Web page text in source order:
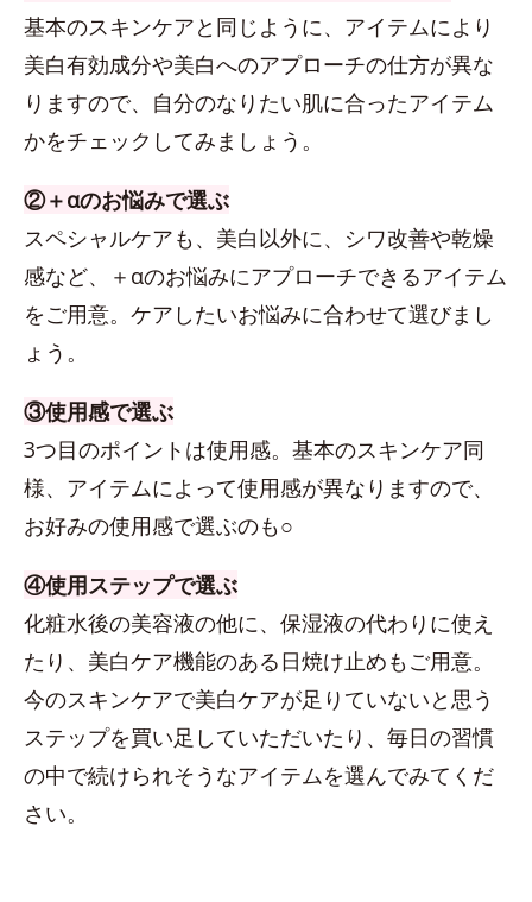
基本のスキンケアと同じように、アイテムにより
美白有効成分や美白へのアプローチの仕方が異な
りますので、自分のなりたい肌に合ったアイテム
かをチェックしてみましょう。
②＋αのお悩みで選ぶ
スペシャルケアも、美白以外に、シワ改善や乾燥
感など、＋αのお悩みにアプローチできるアイテム
をご用意。ケアしたいお悩みに合わせて選びまし
ょう。
③使用感で選ぶ
3つ目のポイントは使用感。基本のスキンケア同
様、アイテムによって使用感が異なりますので、
お好みの使用感で選ぶのも○
④使用ステップで選ぶ
化粧水後の美容液の他に、保湿液の代わりに使え
たり、美白ケア機能のある日焼け止めもご用意。
今のスキンケアで美白ケアが足りていないと思う
ステップを買い足していただいたり、毎日の習慣
の中で続けられそうなアイテムを選んでみてくだ
さい。